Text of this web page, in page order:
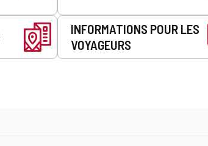
INFORMATIONS POUR LES
VOYAGEURS